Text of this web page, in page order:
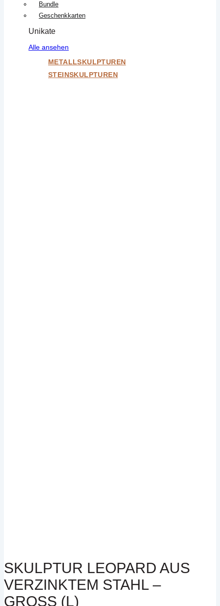
Bundle
Geschenkkarten
Unikate
Alle ansehen
METALLSKULPTUREN
STEINSKULPTUREN
SKULPTUR LEOPARD AUS
VERZINKTEM STAHL –
GROSS (L)